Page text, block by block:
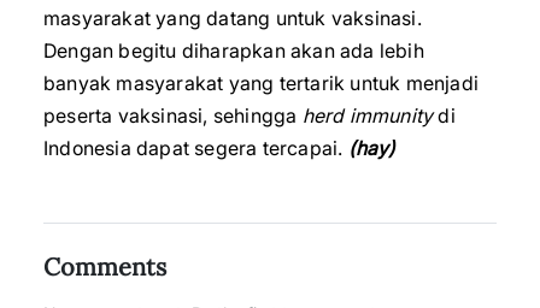
masyarakat yang datang untuk vaksinasi.
Dengan begitu diharapkan akan ada lebih
banyak masyarakat yang tertarik untuk menjadi
peserta vaksinasi, sehingga herd immunitydi
Indonesia dapat segera tercapai. (hay)
Comments